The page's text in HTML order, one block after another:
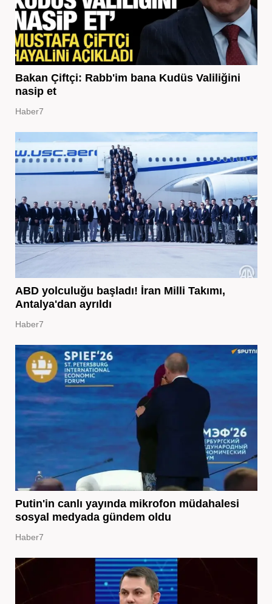
Bakan Çiftçi: Rabb'im bana Kudüs Valiliğini
nasip et
Haber7
ABD yolculuğu başladı! İran Milli Takımı,
Antalya'dan ayrıldı
Haber7
Putin'in canlı yayında mikrofon müdahalesi
sosyal medyada gündem oldu
Haber7